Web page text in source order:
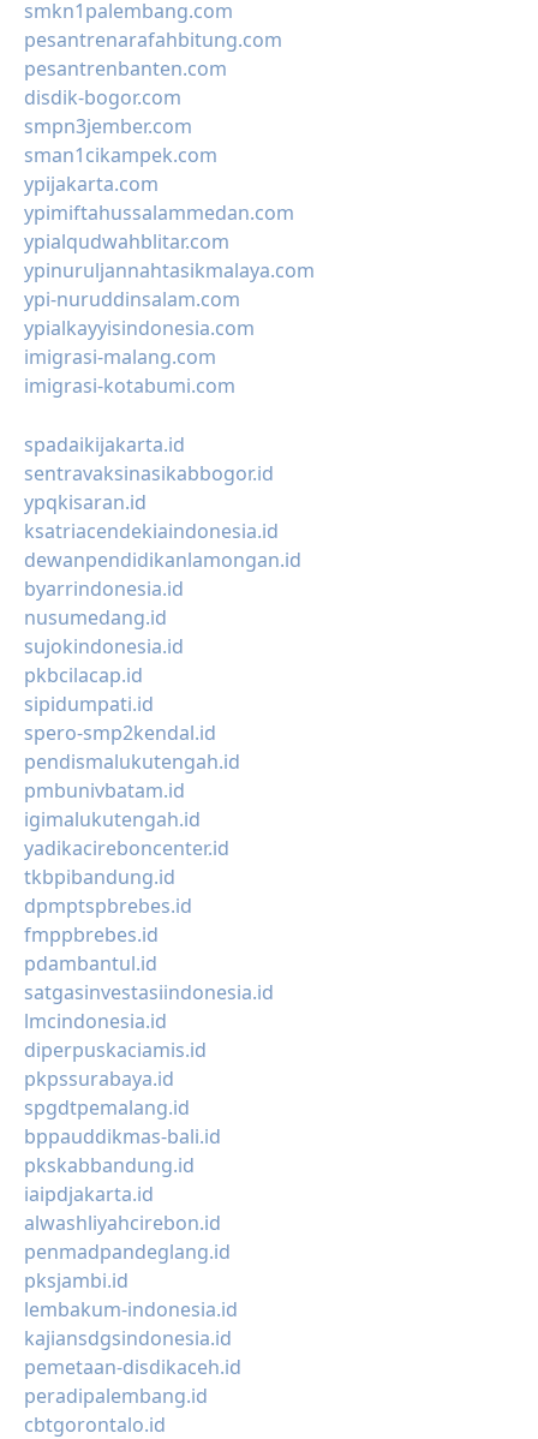
smkn1palembang.com
pesantrenarafahbitung.com
pesantrenbanten.com
disdik-bogor.com
smpn3jember.com
sman1cikampek.com
ypijakarta.com
ypimiftahussalammedan.com
ypialqudwahblitar.com
ypinuruljannahtasikmalaya.com
ypi-nuruddinsalam.com
ypialkayyisindonesia.com
imigrasi-malang.com
imigrasi-kotabumi.com
spadaikijakarta.id
sentravaksinasikabbogor.id
ypqkisaran.id
ksatriacendekiaindonesia.id
dewanpendidikanlamongan.id
byarrindonesia.id
nusumedang.id
sujokindonesia.id
pkbcilacap.id
sipidumpati.id
spero-smp2kendal.id
pendismalukutengah.id
pmbunivbatam.id
igimalukutengah.id
yadikacireboncenter.id
tkbpibandung.id
dpmptspbrebes.id
fmppbrebes.id
pdambantul.id
satgasinvestasiindonesia.id
lmcindonesia.id
diperpuskaciamis.id
pkpssurabaya.id
spgdtpemalang.id
bppauddikmas-bali.id
pkskabbandung.id
iaipdjakarta.id
alwashliyahcirebon.id
penmadpandeglang.id
pksjambi.id
lembakum-indonesia.id
kajiansdgsindonesia.id
pemetaan-disdikaceh.id
peradipalembang.id
cbtgorontalo.id